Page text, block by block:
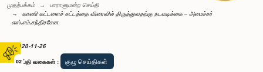
02
முதற்பக்கம்
பாராளுமன்ற செய்தி
காணி கட்டளைச் சட்டத்தை விரைவில் திருத்துவதற்கு நடவடிக்கை – அமைச்சர்
எஸ்.எம்.சந்திரசேன
2020-11-26
செய்தி வகைகள் : குழு செய்திகள்